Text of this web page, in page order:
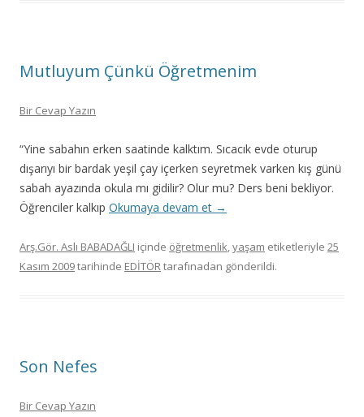
Mutluyum Çünkü Öğretmenim
Bir Cevap Yazın
“Yine sabahın erken saatinde kalktım. Sıcacık evde oturup
dışarıyı bir bardak yeşil çay içerken seyretmek varken kış günü
sabah ayazında okula mı gidilir? Olur mu? Ders beni bekliyor.
Öğrenciler kalkıp Okumaya devam et →
Arş.Gör. Aslı BABADAĞLI içinde öğretmenlik,yaşam etiketleriyle 25
Kasım 2009tarihinde EDİTÖRtarafınadan gönderildi.
Son Nefes
Bir Cevap Yazın